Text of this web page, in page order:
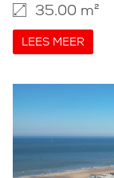
35.00 m²
LEES MEER